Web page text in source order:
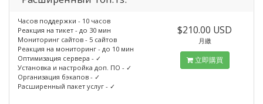
Часов поддержки - 10 часов
Реакция на тикет - до 30 мин
Мониторинг сайтов - 5 сайтов
Реакция на мониторинг - до 10 мин
Оптимизация сервера - ✓
Установка и настройка доп. ПО - ✓
Организация бэкапов - ✓
Расширенный пакет услуг - ✓
$210.00 USD
月繳
立即購買